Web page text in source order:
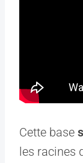
Cette base
les racines